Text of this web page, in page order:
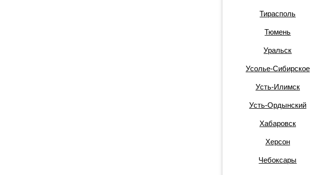
Тирасполь
Тюмень
Уральск
Усолье-Сибирское
Усть-Илимск
Усть-Ордынский
Хабаровск
Херсон
Чебоксары